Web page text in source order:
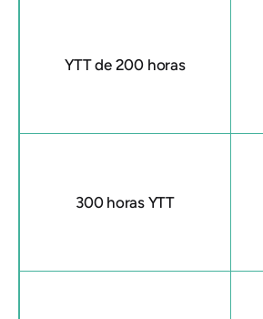
YTT de 200 horas
300 horas YTT